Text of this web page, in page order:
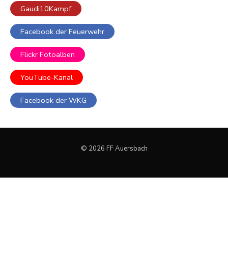
Gaudi10Kampf
Facebook der Feuerwehr
Flickr Fotoalben
YouTube-Kanal
Facebook der WKG
© 2026 FF Auersbach